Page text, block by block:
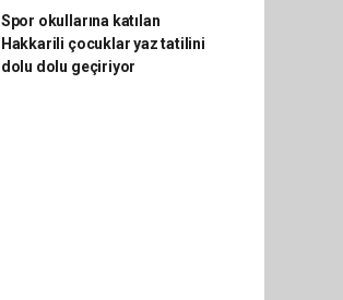
Spor okullarına katılan
Hakkarili çocuklar yaz tatilini
dolu dolu geçiriyor